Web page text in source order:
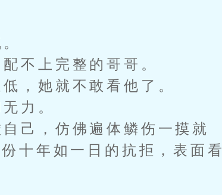
不上完整的哥哥。
她就不敢看他了。
力。
己，仿佛遍体鳞伤一摸就
十年如一日的抗拒，表面看